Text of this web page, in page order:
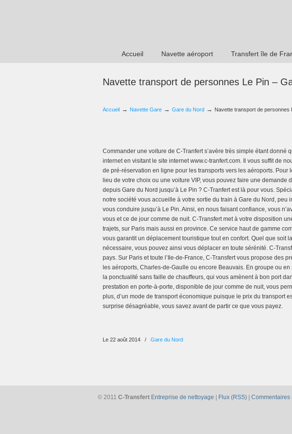
Accueil Navette aéroport Transfert île de
Navette transport de personnes Le Pin –
Accueil → Navette Gare → Gare du Nord → Navette transport de personnes
Commander une voiture de C-Tranfert s’avère très simple étant donné
internet en visitant le site internet www.c-tranfert.com. Il vous suffit de
de pré-réservation en ligne pour les transports vers les aéroports. Pour
lieu de votre choix ou une voiture VIP, vous pouvez faire une demande
depuis Gare du Nord jusqu’à Le Pin ? C-Tranfert est là pour vous.
notre société vous accueille à votre sortie du train à Gare du Nord, peu
vous conduire jusqu’à Le Pin. Ainsi, en nous faisant confiance, vous
vous et ce de jour comme de nuit. C-Transfert met à votre disposition
trajets, sur Paris mais aussi en province. Ce service haut de gamme
vous garantit un déplacement touristique tout en confort. Quel que soit
nécessaire, vous pouvez ainsi vous déplacer en toute sérénité. C-
pays. Sur Paris et toute l’Ile-de-France, C-Transfert vous propose des
les aéroports, Charles-de-Gaulle ou encore Beauvais. En groupe ou en
la ponctualité sans faille de chauffeurs, qui vous amènent à bon port
prestation en porte-à-porte, disponible de jour comme de nuit, vous
plus, d’un mode de transport économique puisque le prix du transport
surprise désagréable, vous savez avant de partir ce que vous payez.
Le 22 août 2014 / Gare du Nord
© 2011 C-Transfert Entreprise de nettoyage Flux (RSS) Commentaires